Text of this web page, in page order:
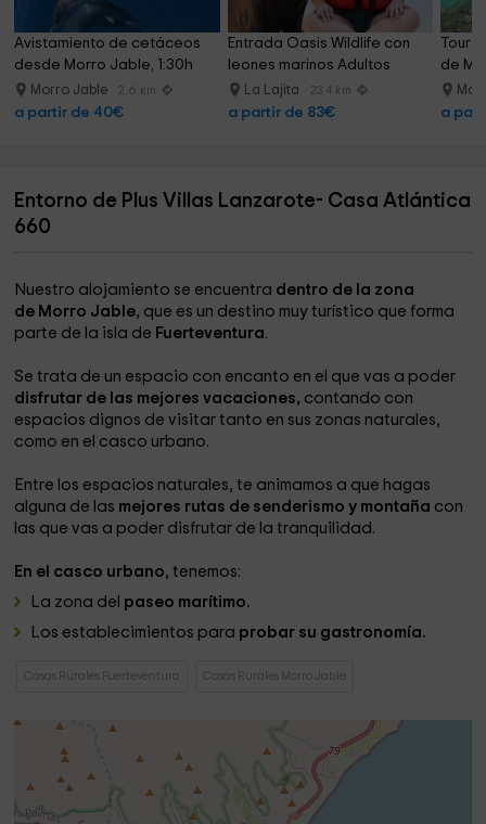
Avistamiento de cetáceos
desde Morro Jable, 1:30h
Morro Jable 2.6 km
a partir de 40€
Entrada Oasis Wildlife con
leones marinos Adultos
La Lajita 23.4 km
a partir de 83€
Tour
de
a
Entorno de Plus Villas Lanzarote- Casa Atlántica
660
Nuestro alojamiento se encuentra dentro de la zona
de Morro Jable, que es un destino muy turístico que forma
parte de la isla de Fuerteventura.
Se trata de un espacio con encanto en el que vas a poder
disfrutar de las mejores vacaciones, contando con
espacios dignos de visitar tanto en sus zonas naturales,
como en el casco urbano.
Entre los espacios naturales, te animamos a que hagas
alguna de las mejores rutas de senderismo y montaña con
las que vas a poder disfrutar de la tranquilidad.
En el casco urbano, tenemos:
La zona del paseo marítimo.
Los establecimientos para probar su gastronomía.
Casas Rurales Fuerteventura Casas Rurales Morro Jable